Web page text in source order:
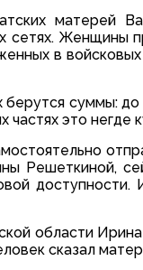
матерей
сетях.
в
суммы:
это
Решеткиной,
области
сказал